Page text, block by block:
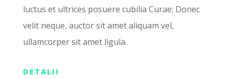
luctus et ultrices posuere cubilia Curae; Donec
velit neque, auctor sit amet aliquam vel,
ullamcorper sit amet ligula.
DETALII